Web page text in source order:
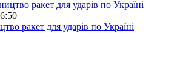
ракет для ударів по Україні